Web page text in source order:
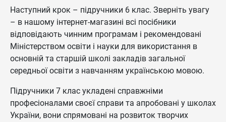
Наступний крок – підручники 6 клас. Зверніть увагу
– в нашому інтернет-магазині всі посібники
відповідають чинним програмам і рекомендовані
Міністерством освіти і науки для використання в
основній та старшій школі закладів загальної
середньої освіти з навчанням українською мовою.
Підручники 7 клас укладені справжніми
професіоналами своєї справи та апробовані у школах
України, вони спрямовані на розвиток творчих